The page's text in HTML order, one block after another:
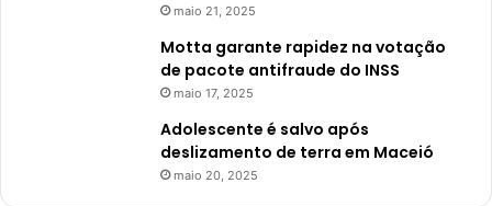
maio 21, 2025
Motta garante rapidez na votação
de pacote antifraude do INSS
maio 17, 2025
Adolescente é salvo após
deslizamento de terra em Maceió
maio 20, 2025